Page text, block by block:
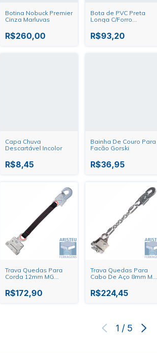
Botina Nobuck Premier
Cinza Marluvas
R$260,00
Bota de PVC Preta
Longa C/Forro
R$93,20
Capa Chuva
Descartável Incolor
R$8,45
Bainha De Couro Para
Facão Gorski
R$36,95
Trava Quedas Para
Corda 12mm MG
R$172,90
Trava Quedas Para
Cabo De Aço 8mm MG
R$224,45
1 / 5